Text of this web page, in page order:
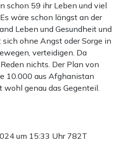
schon 59 ihr Leben und viel
wäre schon längst an der
Leben und Gesundheit und
ohne Angst oder Sorge in
verteidigen. Da
nichts. Der Plan von
10.000 aus Afghanistan
wohl genau das Gegenteil.
um 15:33 Uhr 782T